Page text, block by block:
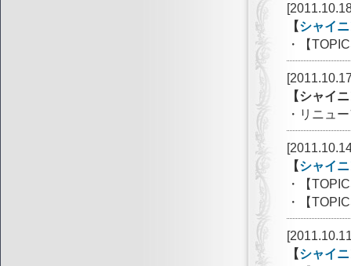
【シャイ
・【
【シャイ
・リニュ
【シャイ
・【
・【
【シャイ